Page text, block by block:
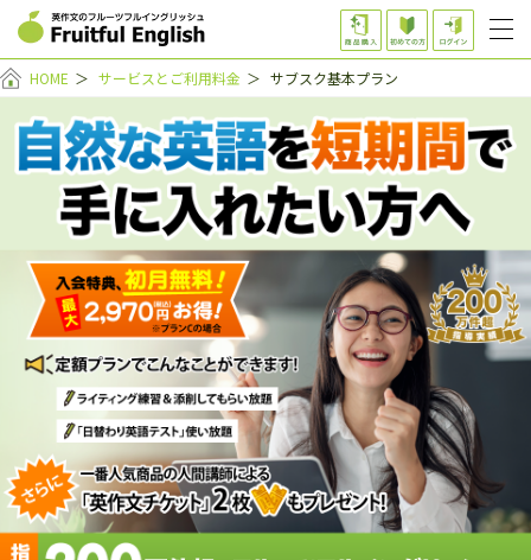
HOME ＞ サービスとご利用料金 ＞ サブスク基本プラン